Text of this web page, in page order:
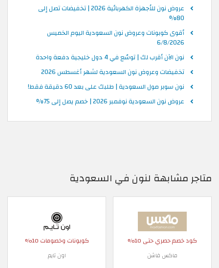
عروض نون للأجهزة الكهربائية 2026 | تخفيضات تصل إلى
80%
أقوى كوبونات وعروض نون السعودية اليوم الخميس
6/8/2026
نون الآن أقرب لك | توسّع في 4 دول خليجية دفعة واحدة
تخفيضات وعروض نون السعودية لشهر أغسطس 2026
نون سوبر مول السعودية | طلبك على بعد 60 دقيقة فقط!
عروض نون السعودية نوفمبر 2026 | خصم يصل إلى 75%
متاجر مشابهة لنون في السعودية
كود خصم حصري حتى 10%
ماكس فاشن
كوبونات وخصومات 10%
اون تايم